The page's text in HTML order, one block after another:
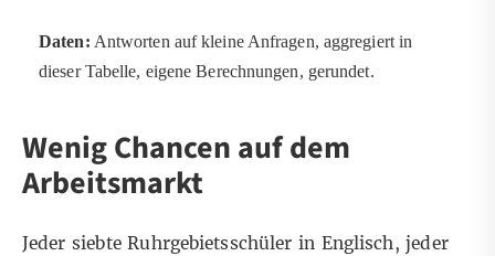
Daten: Antworten auf kleine Anfragen, aggregiert in
dieser Tabelle, eigene Berechnungen, gerundet.
Wenig Chancen auf dem
Arbeitsmarkt
Jeder siebte Ruhrgebietsschüler in Englisch, jeder